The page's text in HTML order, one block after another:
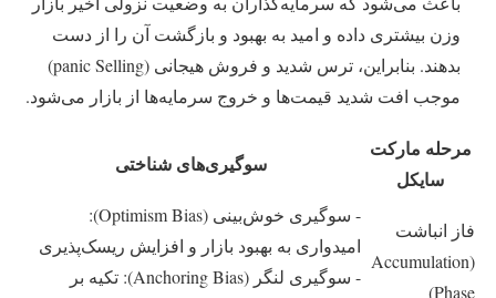
وزن بیشتری داده و امید به بهبود و بازگشت آن را از دست
بدهند. بنابراین، ترس شدید و فروش هیجانی (panic Selling)
موجب افت شدید قیمت‌ها و خروج سرمایه‌ها از بازار می‌شود.
مرحله مارکت
سایکل
سوگیری‌های شناختی
فاز انباشت
(Accumulation
Phase)
- سوگیری خوش‌بینی (Optimism Bias):
امیدواری به بهبود بازار و افزایش ریسک‌پذیری
- سوگیری لنگر (Anchoring Bias): تکیه بر